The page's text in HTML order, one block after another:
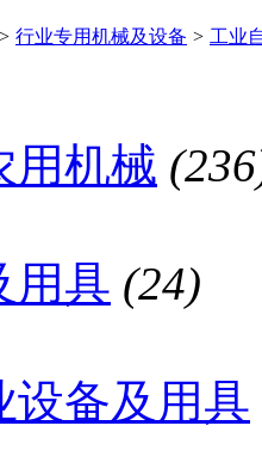
> 行业专用机械及设备 > 工业
用机械
用具 (24)
设备及用具